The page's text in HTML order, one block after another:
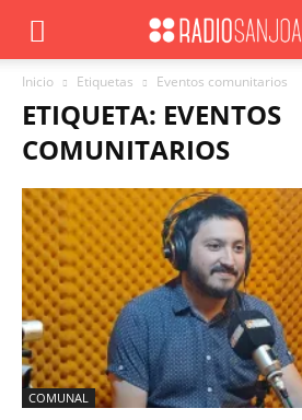
Inicio Etiquetas Eventos comunitarios
ETIQUETA: EVENTOS
COMUNITARIOS
COMUNAL